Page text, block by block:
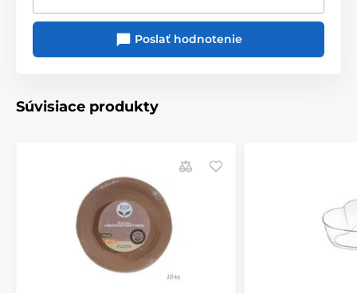
Poslať hodnotenie
Súvisiace produkty